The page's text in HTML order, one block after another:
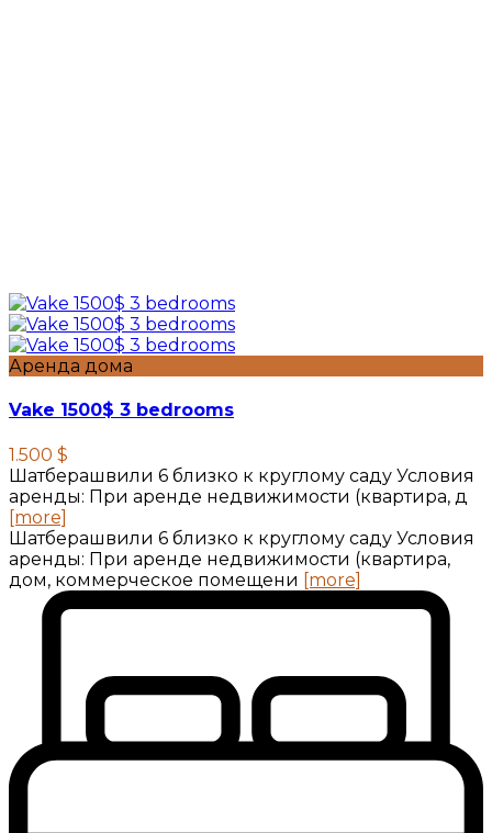
Аренда дома
Vake 1500$ 3 bedrooms
1.500 $
Шатберашвили 6 близко к круглому саду Условия
аренды: При аренде недвижимости (квартира, д
[more]
Шатберашвили 6 близко к круглому саду Условия
аренды: При аренде недвижимости (квартира,
дом, коммерческое помещени [more]